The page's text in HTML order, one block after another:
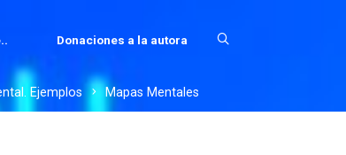
Donaciones a la autora
Ejemplos Mapas Mentales